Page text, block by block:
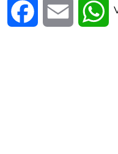
Facebook Email